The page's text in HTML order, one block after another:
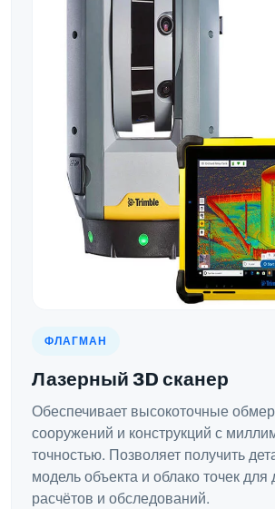
ФЛАГМАН
Лазерный 3D сканер
Обеспечивает высокоточные
сооружений и конструкций с
точностью. Позволяет получить
модель объекта и облако точек
расчётов и обследований.